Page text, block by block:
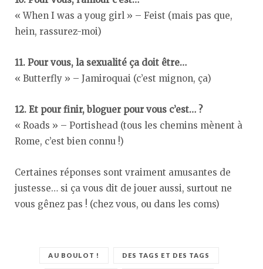
« When I was a youg girl » – Feist (mais pas que,
hein, rassurez-moi)
11. Pour vous, la sexualité ça doit être…
« Butterfly » – Jamiroquai (c’est mignon, ça)
12. Et pour finir, bloguer pour vous c’est… ?
« Roads » – Portishead (tous les chemins mènent à
Rome, c’est bien connu !)
Certaines réponses sont vraiment amusantes de
justesse… si ça vous dit de jouer aussi, surtout ne
vous gênez pas ! (chez vous, ou dans les coms)
AU BOULOT ! DES TAGS ET DES TAGS